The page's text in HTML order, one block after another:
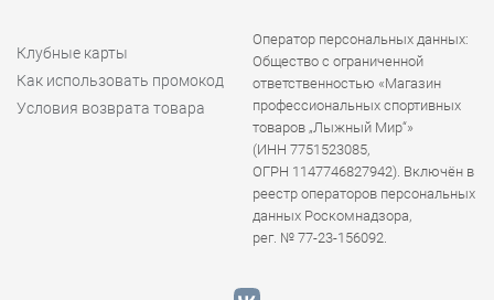
Клубные карты
Как использовать промокод
Условия возврата товара
Оператор персональных данных:
Общество с ограниченной
ответственностью «Магазин
профессиональных спортивных
товаров „Лыжный Мир“»
(ИНН 7751523085,
ОГРН 1147746827942). Включён в
реестр операторов персональных
данных Роскомнадзора,
рег. № 77-23-156092.